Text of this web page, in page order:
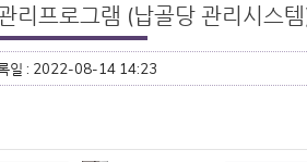
리프로그램 (납골당 관리시스
일 : 2022-08-14 14:23